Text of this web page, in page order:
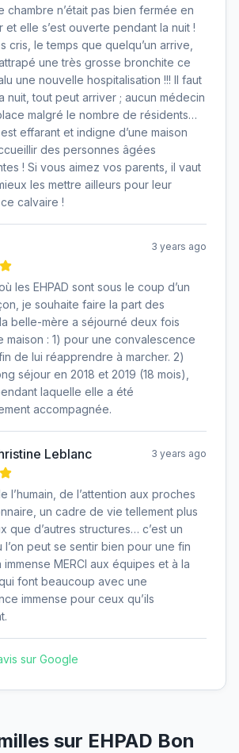
chambre n’était pas bien fermée en
et elle s’est ouverte pendant la nuit !
cris, le temps que quelqu’un arrive,
une très grosse bronchite ce
une nouvelle hospitalisation !!! Il faut
nuit, tout peut arriver ; aucun médecin
malgré le nombre de résidents…
effarant et indigne d’une maison
des personnes âgées
! Si vous aimez vos parents, il vaut
les mettre ailleurs pour leur
calvaire !
3 years ago
les EHPAD sont sous le coup d’un
je souhaite faire la part des
belle-mère a séjourné deux fois
maison : 1) pour une convalescence
de lui réapprendre à marcher. 2)
séjour en 2018 et 2019 (18 mois),
laquelle elle a été
accompagnée.
Leblanc 3 years ago
l’humain, de l’attention aux proches
un cadre de vie tellement plus
que d’autres structures… c’est un
l’on peut se sentir bien pour une fin
immense MERCI aux équipes et à la
font beaucoup avec une
immense pour ceux qu’ils
sur Google
sur EHPAD Bon